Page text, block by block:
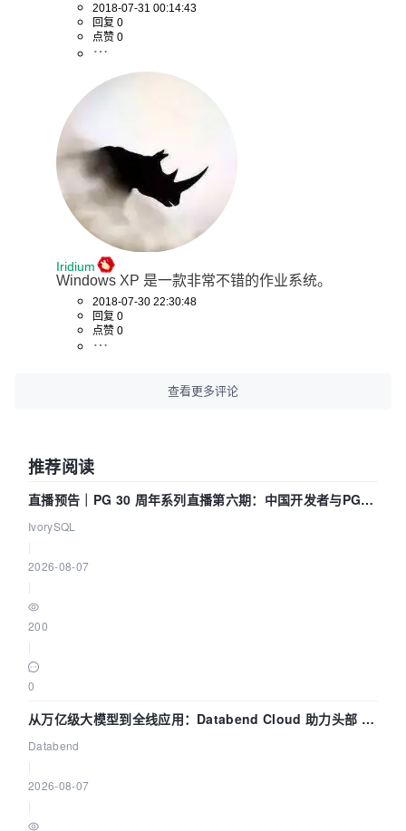
2018-07-31 00:14:43
回复 0
点赞 0
Iridium
Windows XP 是一款非常不错的作业系统。
2018-07-30 22:30:48
回复 0
点赞 0
查看更多评论
推荐阅读
直播预告｜PG 30 周年系列直播第六期：中国开发者与PG内
核——我们改得动吗？我们贡献了什么？
IvorySQL
2026-08-07
200
0
从万亿级大模型到全线应用：Databend Cloud 助力头部 AI
企业构建全链路 Trace 数据管道
Databend
2026-08-07